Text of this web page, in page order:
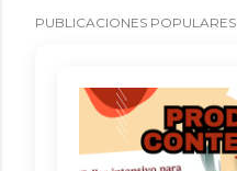
PUBLICACIONES POPULARES